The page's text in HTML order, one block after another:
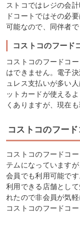
ストコではレジの会
ドコートではその必
可能なので、同伴者
コストコのフード
コストコのフードコ
はできません。電子
ュレス支払いが多い
ットカードが使える
くありますが、現在
コストコのフー
コストコのフードコ
テムになっています
会員でも利用可能で
利用できる店舗とし
れたので非会員が気
コストコのフードコ